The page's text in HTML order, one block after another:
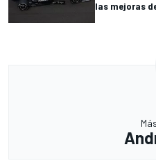
las mejoras